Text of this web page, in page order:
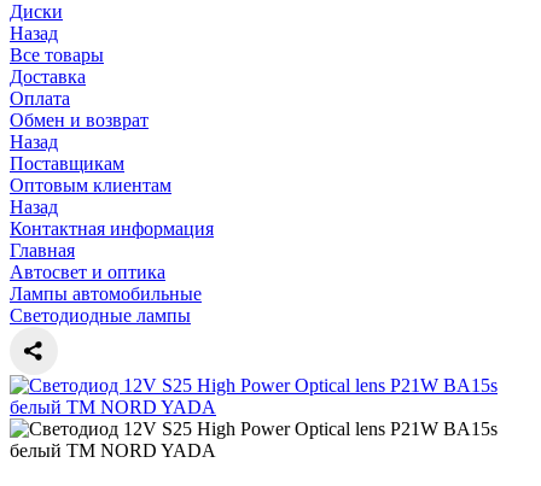
Диски
Назад
Все товары
Доставка
Оплата
Обмен и возврат
Назад
Поставщикам
Оптовым клиентам
Назад
Контактная информация
Главная
Автосвет и оптика
Лампы автомобильные
Светодиодные лампы